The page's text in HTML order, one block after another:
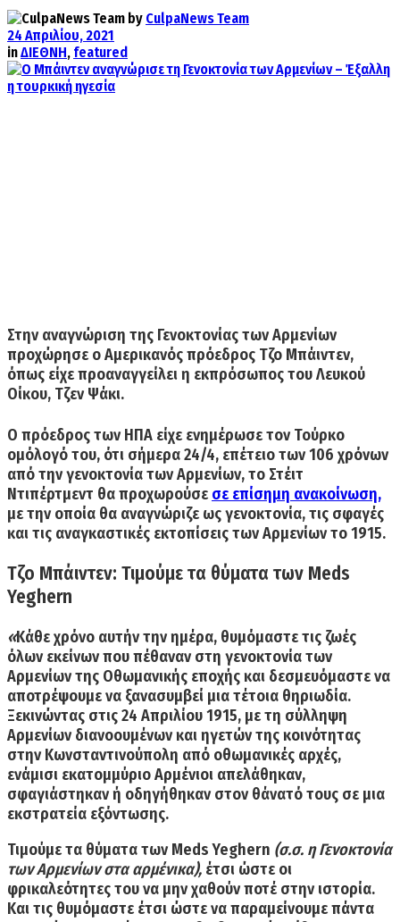
by CulpaNews Team
24 Απριλίου, 2021
inΔΙΕΘΝΗ, featured
Στην αναγνώριση της Γενοκτονίας των Αρμενίων
προχώρησε ο Αμερικανός πρόεδρος Τζο Μπάιντεν,
όπως είχε προαναγγείλει η εκπρόσωπος του Λευκού
Οίκου, Τζεν Ψάκι.
Ο πρόεδρος των ΗΠΑ είχε ενημέρωσε τον Τούρκο
ομόλογό του, ότι σήμερα 24/4, επέτειο των 106 χρόνων
από την γενοκτονία των Αρμενίων, το Στέιτ
Ντιπέρτμεντ θα προχωρούσε σε επίσημη ανακοίνωση,
με την οποία θα αναγνώριζε ωςγενοκτονία, τις σφαγές
και τις αναγκαστικές εκτοπίσεις των Αρμενίων το 1915.
Τζο Μπάιντεν: Τιμούμε τα θύματα των Meds
Yeghern
«Κάθε χρόνο αυτήν την ημέρα, θυμόμαστε τις ζωές
όλων εκείνων που πέθαναν στη γενοκτονία των
Αρμενίωντης Οθωμανικής εποχής και δεσμευόμαστε να
αποτρέψουμε να ξανασυμβεί μια τέτοια θηριωδία.
Ξεκινώντας στις24 Απριλίου 1915, με τη σύλληψη
Αρμενίων διανοουμένωνκαι ηγετών της κοινότητας
στην Κωνσταντινούπολη από οθωμανικές αρχές,
ενάμισι εκατομμύριο Αρμένιοι απελάθηκαν,
σφαγιάστηκαν ή οδηγήθηκαν στον θάνατό τους σε μια
εκστρατεία εξόντωσης.
Τιμούμε τα θύματα των Meds Yeghern (σ.σ. η Γενοκτονία
των Αρμενίων στα αρμένικα), έτσι ώστε οι
φρικαλεότητες του να μην χαθούν ποτέ στην ιστορία.
Και τις θυμόμαστε έτσι ώστε να παραμείνουμε πάντα